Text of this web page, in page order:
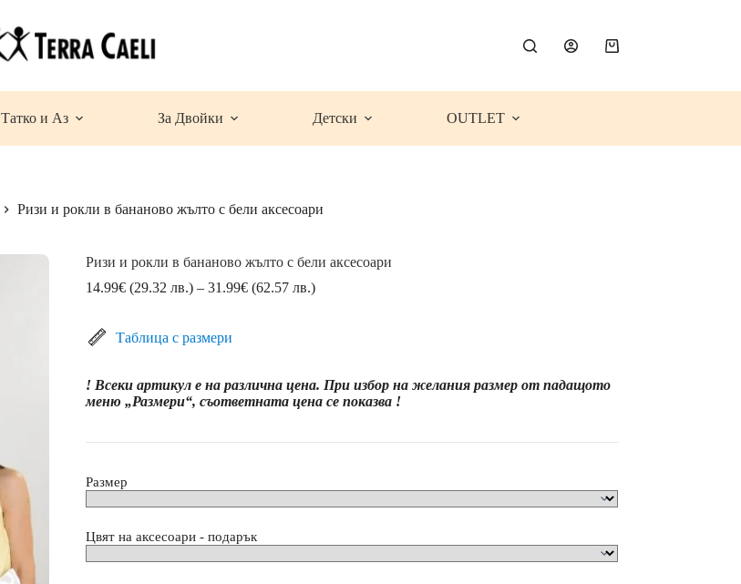
Shopping
Татко и Аз За Двойки Детски OUTLET
Ризи и рокли в бананово жълто с бели аксесоари
Ризи и рокли в бананово жълто с бели аксесоари
14.99€(29.32 лв.) – 31.99€(62.57 лв.)Price
31.99€
(62.57
Таблица с размери
! Всеки артикул е на различна цена. При избор на желания размер от падащото
меню „Размери“, съответната цена се показва !
Размер
Цвят на аксесоари - подарък